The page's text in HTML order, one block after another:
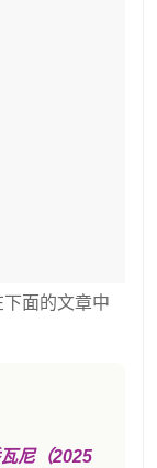
面的文章中
尼（2025